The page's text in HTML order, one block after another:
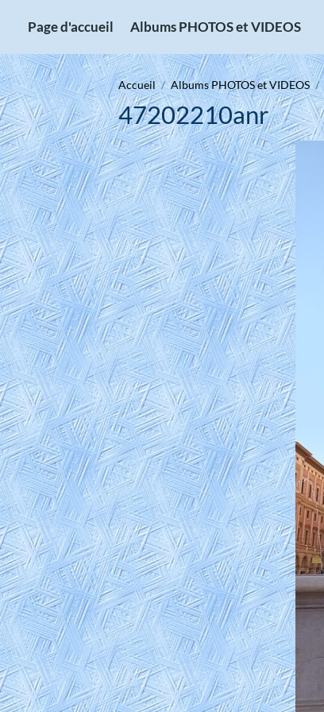
Page d'accueil Albums PHOTOS et VIDEOS
Accueil Albums PHOTOS et VIDEOS
47202210anr